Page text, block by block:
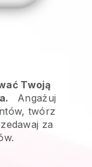
Twoją
Angażuj
twórz
za